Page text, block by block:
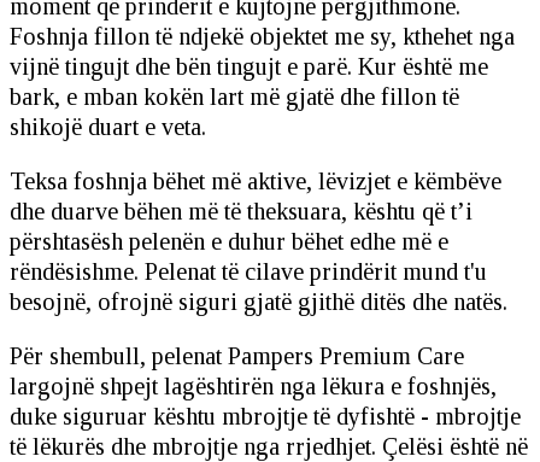
moment që prindërit e kujtojnë përgjithmonë.
Foshnja fillon të ndjekë objektet me sy, kthehet nga
vijnë tingujt dhe bën tingujt e parë. Kur është me
bark, e mban kokën lart më gjatë dhe fillon të
shikojë duart e veta.
Teksa foshnja bëhet më aktive, lëvizjet e këmbëve
dhe duarve bëhen më të theksuara, kështu që t’i
përshtasësh pelenën e duhur bëhet edhe më e
rëndësishme. Pelenat të cilave prindërit mund t'u
besojnë, ofrojnë siguri gjatë gjithë ditës dhe natës.
Për shembull, pelenat Pampers Premium Care
largojnë shpejt lagështirën nga lëkura e foshnjës,
duke siguruar kështu mbrojtje të dyfishtë - mbrojtje
të lëkurës dhe mbrojtje nga rrjedhjet. Çelësi është në